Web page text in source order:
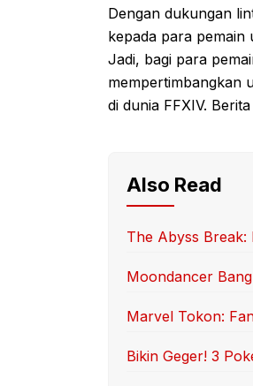
Dengan dukungan
kepada para pemain
Jadi, bagi para
mempertimbangkan
di dunia FFXIV.
Also Read
The Abyss Break:
Moondancer
Marvel Tokon:
Bikin Geger! 3